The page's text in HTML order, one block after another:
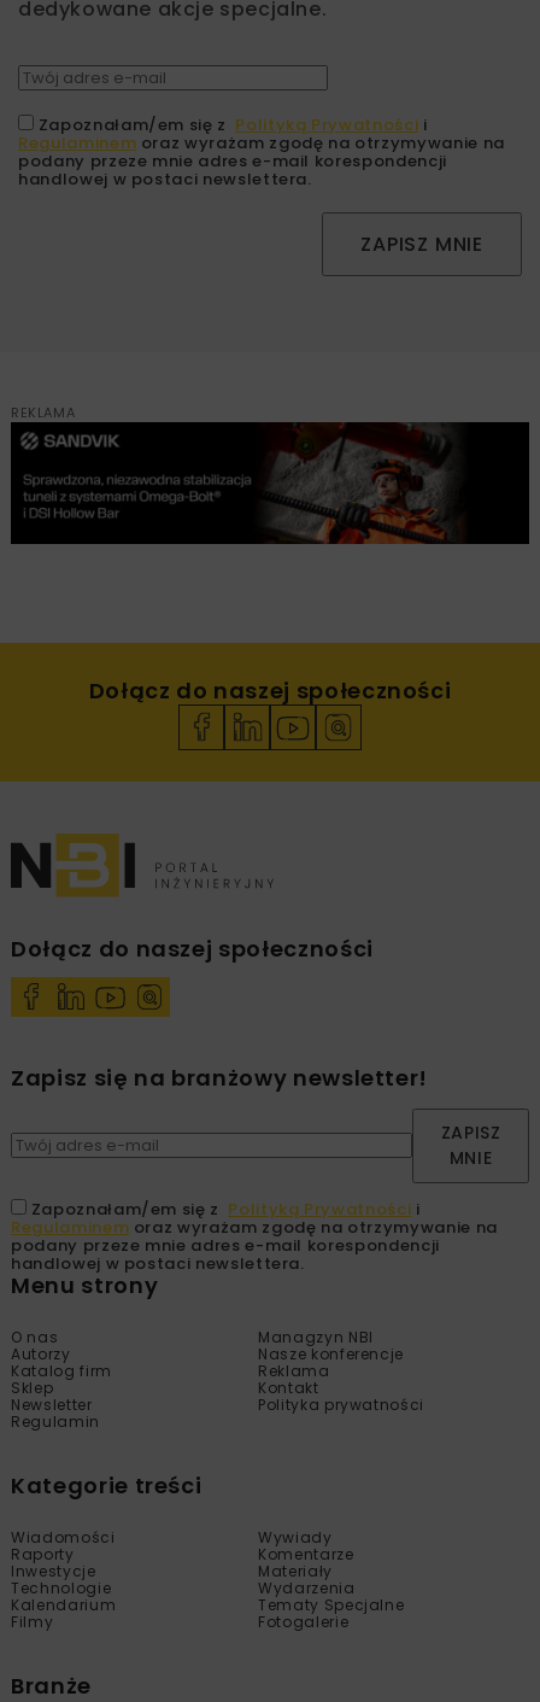
dedykowane akcje specjalne.
Zapoznałam/em się z Polityką Prywatności i
Regulaminem oraz wyrażam zgodę na otrzymywanie na
podany przeze mnie adres e-mail korespondencji
handlowej w postaci newslettera.
ZAPISZ MNIE
REKLAMA
Dołącz do naszej społeczności
Dołącz do naszej społeczności
Zapisz się na branżowy newsletter!
ZAPISZ
MNIE
Zapoznałam/em się z Polityką Prywatności i
Regulaminem oraz wyrażam zgodę na otrzymywanie na
podany przeze mnie adres e-mail korespondencji
handlowej w postaci newslettera.
Menu strony
O nas
Managzyn NBI
Autorzy
Nasze konferencje
Katalog firm
Reklama
Sklep
Kontakt
Newsletter
Polityka prywatności
Regulamin
Kategorie treści
Wiadomości
Wywiady
Raporty
Komentarze
Inwestycje
Materiały
Technologie
Wydarzenia
Kalendarium
Tematy Specjalne
Filmy
Fotogalerie
Branże